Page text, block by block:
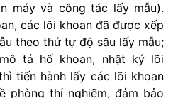
máy và công tác lấy mẫu).
các lõi khoan đã được xếp
theo thứ tự độ sâu lấy mẫu;
tả hố khoan, nhật ký lõi
tiến hành lấy các lõi khoan
phòng thí nghiệm, đảm bảo